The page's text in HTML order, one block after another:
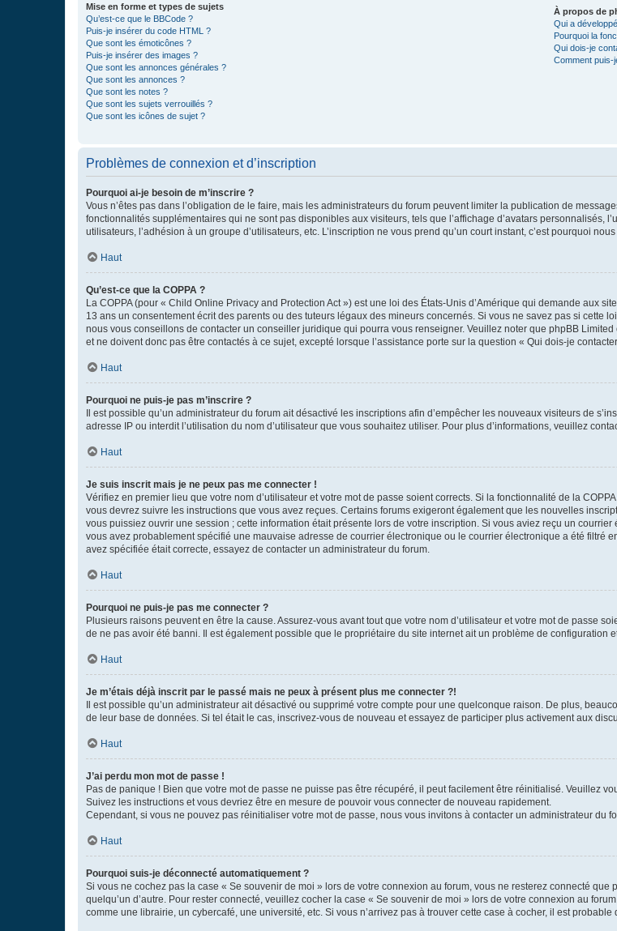
Mise en forme et types de sujets
Qu’est-ce que le BBCode ?
Puis-je insérer du code HTML ?
Que sont les émoticônes ?
Puis-je insérer des images ?
Que sont les annonces générales ?
Que sont les annonces ?
Que sont les notes ?
Que sont les sujets verrouillés ?
Que sont les icônes de sujet ?
À propos de
Qui a
Pourquoi la
Qui dois-je
Comment puis-
Problèmes de connexion et d’inscription
Pourquoi ai-je besoin de m’inscrire ?
Vous n’êtes pas dans l’obligation de le faire, mais les administrateurs du forum peuvent limiter la publication de
fonctionnalités supplémentaires qui ne sont pas disponibles aux visiteurs, tels que l’affichage d’avatars personnalisés,
utilisateurs, l’adhésion à un groupe d’utilisateurs, etc. L’inscription ne vous prend qu’un court instant, c’est pourquoi
Haut
Qu’est-ce que la COPPA ?
La COPPA (pour « Child Online Privacy and Protection Act ») est une loi des États-Unis d’Amérique qui demande aux
13 ans un consentement écrit des parents ou des tuteurs légaux des mineurs concernés. Si vous ne savez pas si cette
nous vous conseillons de contacter un conseiller juridique qui pourra vous renseigner. Veuillez noter que phpBB
et ne doivent donc pas être contactés à ce sujet, excepté lorsque l’assistance porte sur la question « Qui dois-je
Haut
Pourquoi ne puis-je pas m’inscrire ?
Il est possible qu’un administrateur du forum ait désactivé les inscriptions afin d’empêcher les nouveaux visiteurs de
adresse IP ou interdit l’utilisation du nom d’utilisateur que vous souhaitez utiliser. Pour plus d’informations, veuillez
Haut
Je suis inscrit mais je ne peux pas me connecter !
Vérifiez en premier lieu que votre nom d’utilisateur et votre mot de passe soient corrects. Si la fonctionnalité de la
vous devrez suivre les instructions que vous avez reçues. Certains forums exigeront également que les nouvelles
vous puissiez ouvrir une session ; cette information était présente lors de votre inscription. Si vous aviez reçu un
vous avez probablement spécifié une mauvaise adresse de courrier électronique ou le courrier électronique a été filtré
avez spécifiée était correcte, essayez de contacter un administrateur du forum.
Haut
Pourquoi ne puis-je pas me connecter ?
Plusieurs raisons peuvent en être la cause. Assurez-vous avant tout que votre nom d’utilisateur et votre mot de passe
de ne pas avoir été banni. Il est également possible que le propriétaire du site internet ait un problème de configuration
Haut
Je m’étais déjà inscrit par le passé mais ne peux à présent plus me connecter ?!
Il est possible qu’un administrateur ait désactivé ou supprimé votre compte pour une quelconque raison. De plus,
de leur base de données. Si tel était le cas, inscrivez-vous de nouveau et essayez de participer plus activement aux
Haut
J’ai perdu mon mot de passe !
Pas de panique ! Bien que votre mot de passe ne puisse pas être récupéré, il peut facilement être réinitialisé. Veuillez
Suivez les instructions et vous devriez être en mesure de pouvoir vous connecter de nouveau rapidement.
Cependant, si vous ne pouvez pas réinitialiser votre mot de passe, nous vous invitons à contacter un administrateur du
Haut
Pourquoi suis-je déconnecté automatiquement ?
Si vous ne cochez pas la case « Se souvenir de moi » lors de votre connexion au forum, vous ne resterez connecté
quelqu’un d’autre. Pour rester connecté, veuillez cocher la case « Se souvenir de moi » lors de votre connexion au
comme une librairie, un cybercafé, une université, etc. Si vous n’arrivez pas à trouver cette case à cocher, il est